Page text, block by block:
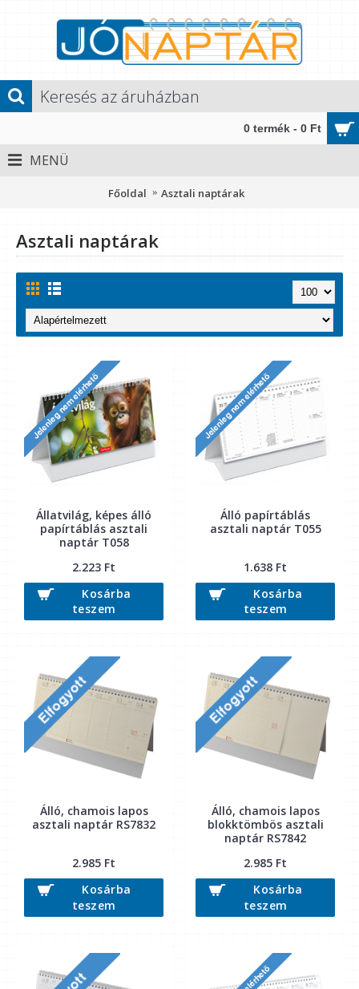
0 termék - 0 Ft
MENÜ
Főoldal Asztali naptárak
Asztali naptárak
Állatvilág, képes álló
papírtáblás asztali
naptár T058
2.223 Ft
Kosárba
teszem
Álló papírtáblás
asztali naptár T055
1.638 Ft
Kosárba
teszem
Álló, chamois lapos
asztali naptár RS7832
2.985 Ft
Kosárba
teszem
Álló, chamois lapos
blokktömbös asztali
naptár RS7842
2.985 Ft
Kosárba
teszem